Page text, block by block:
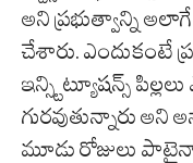
అని ప్రభుత్వాన్ని
చేశారు. ఎందుకంటే
ఇన్స్టిట్యూషన్స్
గురవుతున్నారు అని
మూడు రోజులు